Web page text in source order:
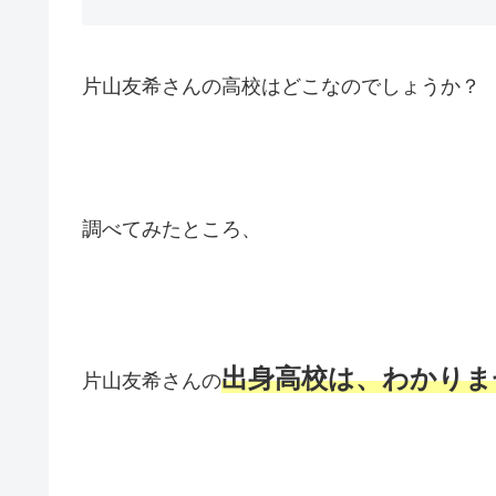
片山友希さんの高校はどこなのでしょうか？
調べてみたところ、
片山友希さんの出身高校は、わかり